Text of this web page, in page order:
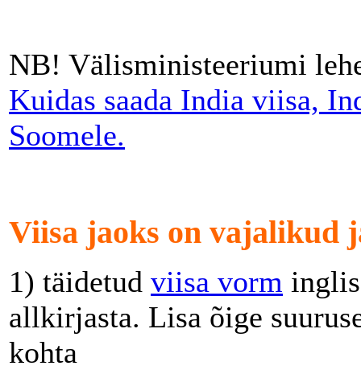
NB! Välisministeeriumi
Kuidas saada India viisa,
Soomele.
Viisa jaoks on vajalikud
1) täidetud viisa vorm
allkirjasta. Lisa õige
kohta